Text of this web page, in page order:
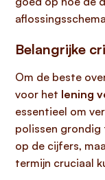
Belangrijke
Om de beste
voor het lening
essentieel om
polissen grondig
op de cijfers,
termijn cruciaal